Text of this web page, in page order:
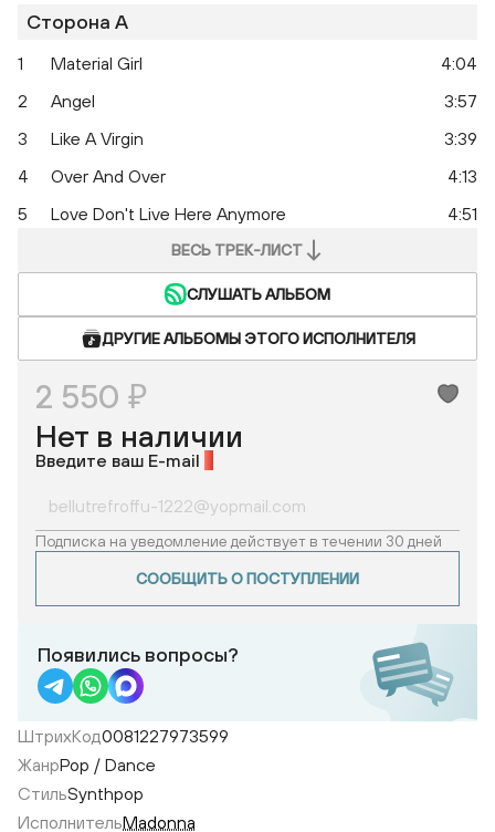
Сторона A
1 Material Girl
4:04
2
Angel
3:57
3
Like A Virgin
3:39
4
Over And Over
4:13
5
Love Don't Live Here Anymore 4:51
ВЕСЬ ТРЕК-ЛИСТ
СЛУШАТЬ АЛЬБОМ
ДРУГИЕ АЛЬБОМЫ ЭТОГО ИСПОЛНИТЕЛЯ
2 550 ₽
Нет в наличии
Введите ваш E-mail
Подписка на уведомление действует в течении 30 дней
СООБЩИТЬ О ПОСТУПЛЕНИИ
Появились вопросы?
ШтрихКод0081227973599
ЖанрPop / Dance
СтильSynthpop
ИсполнительMadonna